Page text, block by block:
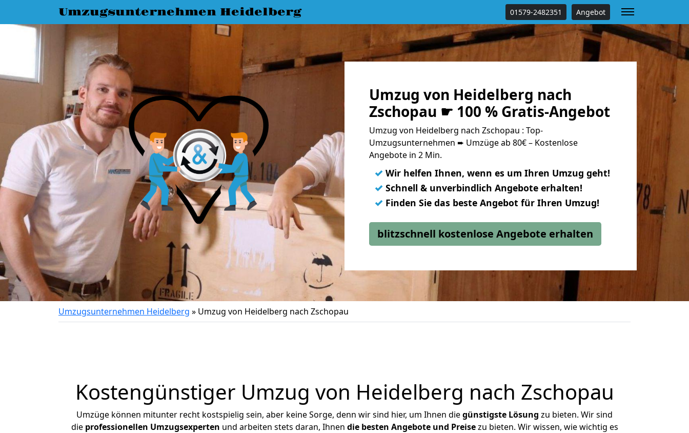
Umzugsunternehmen Heidelberg 01579-2482351 Angebot
Umzug von Heidelberg nach
Zschopau ☛ 100 % Gratis-Angebot
Umzug von Heidelberg nach Zschopau : Top-
Umzugsunternehmen ➨ Umzüge ab 80€ – Kostenlose
Angebote in 2 Min.
✓ Wir helfen Ihnen, wenn es um Ihren Umzug geht!
✓ Schnell & unverbindlich Angebote erhalten!
✓ Finden Sie das beste Angebot für Ihren Umzug!
blitzschnell kostenlose Angebote erhalten
Umzugsunternehmen Heidelberg » Umzug von Heidelberg nach Zschopau
Kostengünstiger Umzug von Heidelberg nach Zschopau
Umzüge können mitunter recht kostspielig sein, aber keine Sorge, denn wir sind hier, um Ihnen diegünstigste Lösung zu bieten. Wir sind
die professionellen Umzugsexperten und arbeiten stets daran, Ihnen die besten Angebote und Preisezu bieten. Wir wissen, wie wichtig es